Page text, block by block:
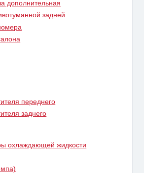
дополнительная
задней
переднего
заднего
охлаждающей жидкости